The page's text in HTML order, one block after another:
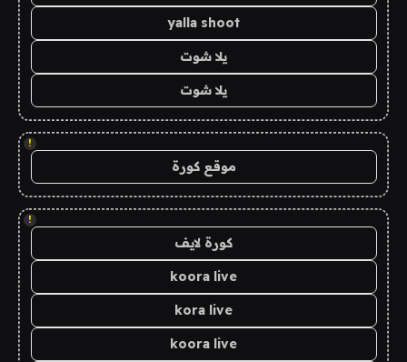
yalla shoot
يلا شوت
يلا شوت
!
موقع كورة
!
كورة لايف
koora live
kora live
koora live